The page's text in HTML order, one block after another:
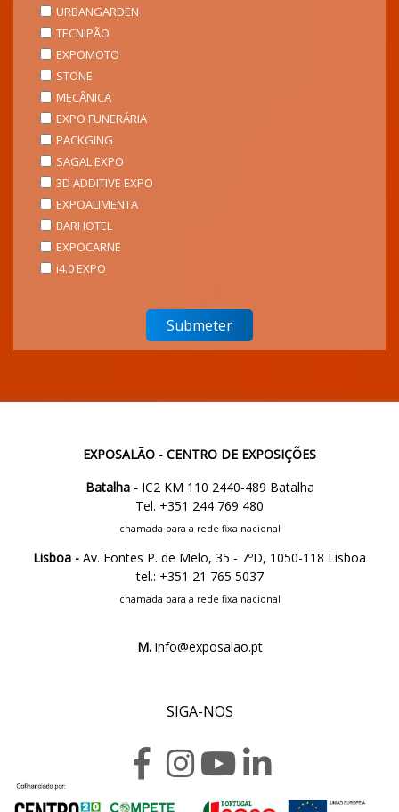
URBANGARDEN
TECNIPÃO
EXPOMOTO
STONE
MECÂNICA
EXPO FUNERÁRIA
PACKGING
SAGAL EXPO
3D ADDITIVE EXPO
EXPOALIMENTA
BARHOTEL
EXPOCARNE
i4.0 EXPO
EXPOSALÃO - CENTRO DE EXPOSIÇÕES
Batalha -IC2 KM 110 2440-489 Batalha
Tel. +351 244 769 480
chamada para a rede fixa nacional
Lisboa - Av. Fontes P. de Melo, 35 - 7ºD, 1050-118 Lisboa
tel.: +351 21 765 5037
chamada para a rede fixa nacional
M.info@exposalao.pt
SIGA-NOS